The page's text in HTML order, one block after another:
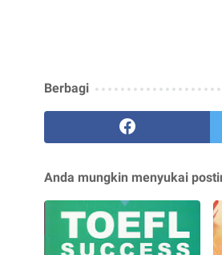
Berbagi
Anda mungkin menyukai